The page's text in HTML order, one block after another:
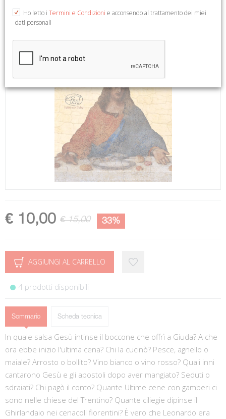
€ 10,00 € 15,00 33%
AGGIUNGI AL CARRELLO
4 prodotti disponibili
Sommario Scheda tecnica
In quale salsa Gesù intinse il boccone che offrì a Giuda? A che
ora ebbe inizio l'ultima cena? Chi la cucinò? Pesce, agnello o
maiale? Arrosto o bollito? Vino bianco o vino rosso? Quali inni
cantarono Gesù e gli apostoli dopo aver mangiato? Seduti o
sdraiati? Chi pagò il conto? Quante Ultime cene con gamberi ci
sono nelle chiese del Trentino? Quante ciliegie dipinse il
Ghirlandaio nei cenacoli fiorentini? È vero che Leonardo era
Ho letto i Termini e Condizioni e acconsendo al trattamento dei miei
dati personali